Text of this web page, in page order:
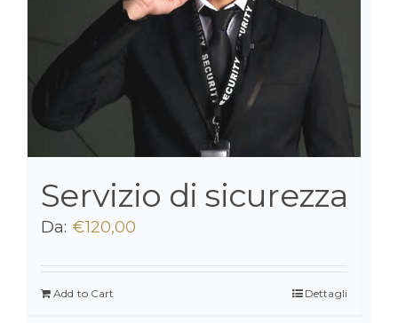
Servizio di sicurezza
Da: €120,00
Add to Cart Dettagli